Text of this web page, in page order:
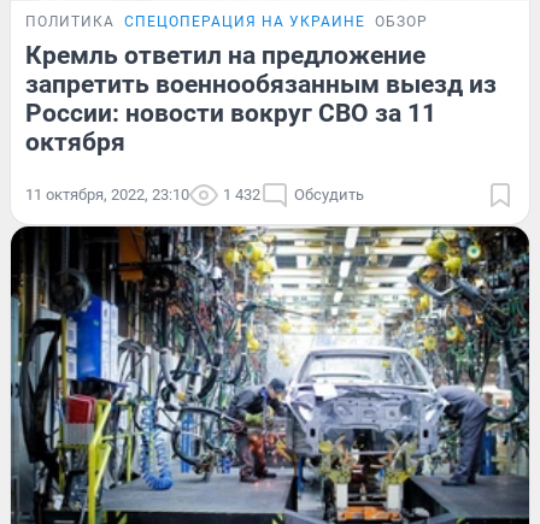
ПОЛИТИКА СПЕЦОПЕРАЦИЯ НА УКРАИНЕ ОБЗОР
Кремль ответил на предложение
запретить военнообязанным выезд из
России: новости вокруг СВО за 11
октября
11 октября, 2022, 23:10 1 432 Обсудить